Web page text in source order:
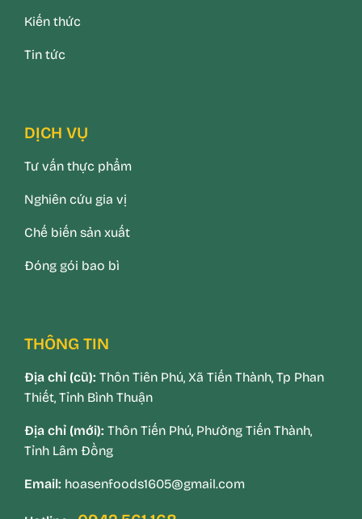
Kiến thức
Tin tức
DỊCH VỤ
Tư vấn thực phẩm
Nghiên cứu gia vị
Chế biến sản xuất
Đóng gói bao bì
THÔNG TIN
Địa chỉ (cũ): Thôn Tiên Phú, Xã Tiến Thành, Tp Phan
Thiết, Tỉnh Bình Thuận
Địa chỉ (mới): Thôn Tiến Phú, Phường Tiến Thành,
Tỉnh Lâm Đồng
Email: hoasenfoods1605@gmail.com